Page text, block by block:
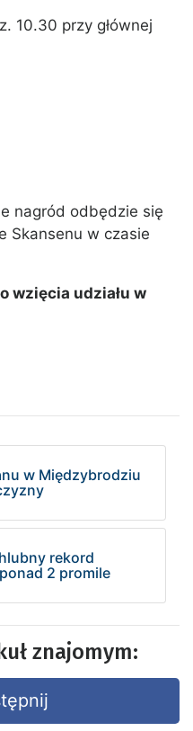
10.30 przy głównej
nagród odbędzie się
Skansenu w czasie
wzięcia udziału w
w Międzybrodziu
rekord
2 promile
znajomym: